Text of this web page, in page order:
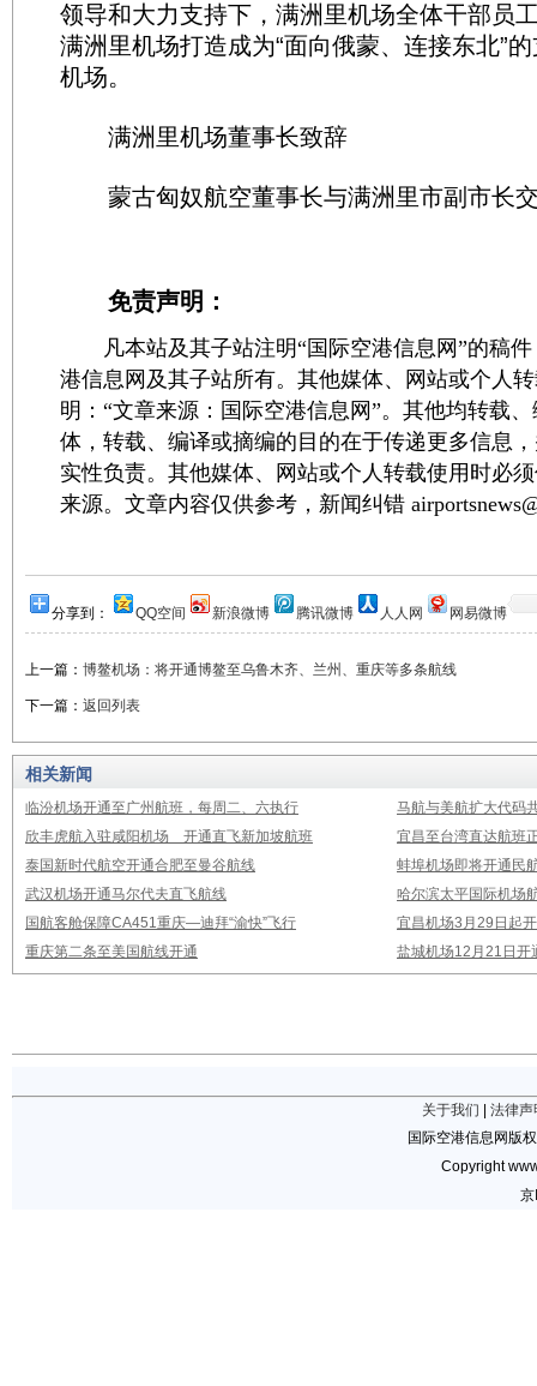
领导和大力支持下，满洲里机场全体干部员
满洲里机场打造成为“面向俄蒙、连接东北”
机场。
满洲里机场董事长致辞
蒙古匈奴航空董事长与满洲里市副市长
免责声明：
凡本站及其子站注明“国际空港信息网”的稿件
港信息网及其子站所有。其他媒体、网站或个人
明：“文章来源：国际空港信息网”。其他均转载
体，转载、编译或摘编的目的在于传递更多信息
实性负责。其他媒体、网站或个人转载使用时必
来源。文章内容仅供参考，新闻纠错
分享到： QQ空间 新浪微博 腾讯微博 人人网 网易微博
上一篇： 博鳌机场：将开通博鳌至乌鲁木齐、兰州、重庆等多条航线
下一篇： 返回列表
相关新闻
临汾机场开通至广州航班，每周二、六执行
马航与美航扩大代码
欣丰虎航入驻咸阳机场 开通直飞新加坡航班
宜昌至台湾直达航班
泰国新时代航空开通合肥至曼谷航线
蚌埠机场即将开通民
武汉机场开通马尔代夫直飞航线
哈尔滨太平国际机场
国航客舱保障CA451重庆—迪拜“渝快”飞行
宜昌机场3月29日起
重庆第二条至美国航线开通
盐城机场12月21日开
关于我们
法律声
国际空港信息网版
Copyright